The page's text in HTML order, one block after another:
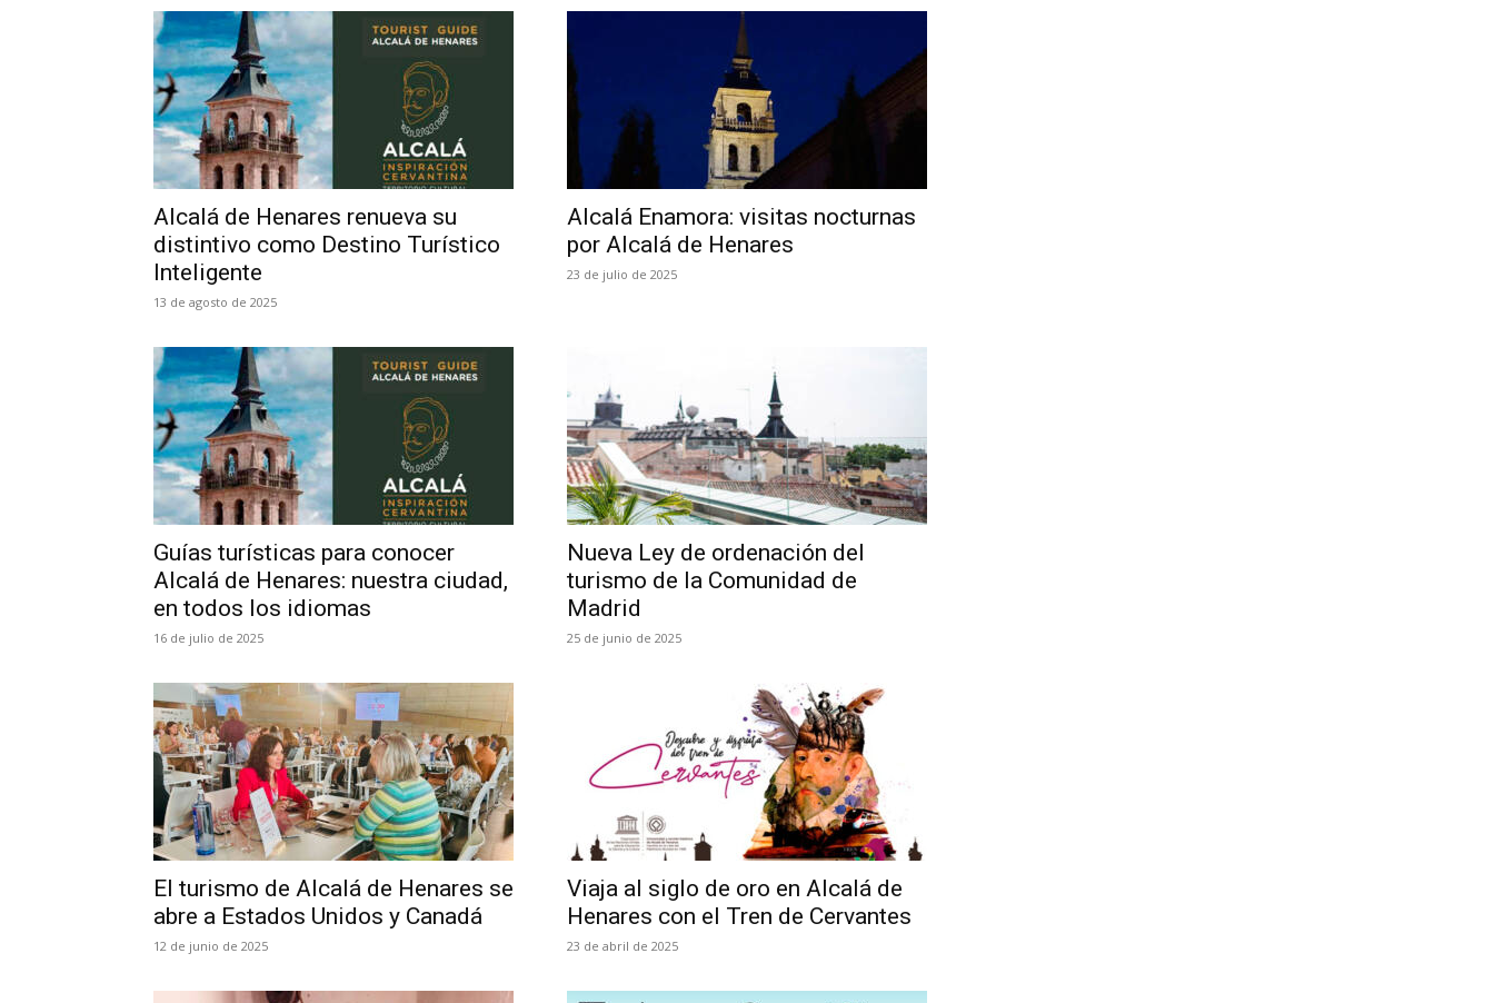
Alcalá de Henares renueva su
distintivo como Destino Turístico
Inteligente
13 de agosto de 2025
Alcalá Enamora: visitas nocturnas
por Alcalá de Henares
23 de julio de 2025
Guías turísticas para conocer
Alcalá de Henares: nuestra ciudad,
en todos los idiomas
16 de julio de 2025
Nueva Ley de ordenación del
turismo de la Comunidad de
Madrid
25 de junio de 2025
El turismo de Alcalá de Henares se
abre a Estados Unidos y Canadá
12 de junio de 2025
Viaja al siglo de oro en Alcalá de
Henares con el Tren de Cervantes
23 de abril de 2025